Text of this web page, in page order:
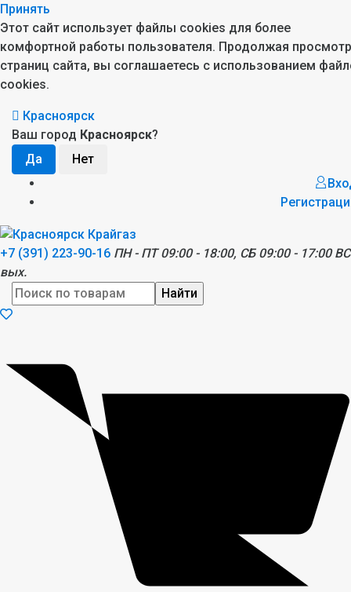
Принять
Этот сайт использует файлы cookies для более
комфортной работы пользователя. Продолжая просмотр
страниц сайта, вы соглашаетесь с использованием
cookies.
Красноярск
Ваш город Красноярск?
+7 (391) 223-90-16 ПН - ПТ 09:00 - 18:00, СБ 09:00 - 17:00
вых.
Найти